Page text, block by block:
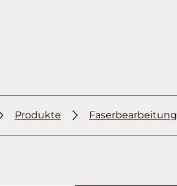
Produkte Faserbearbeitung